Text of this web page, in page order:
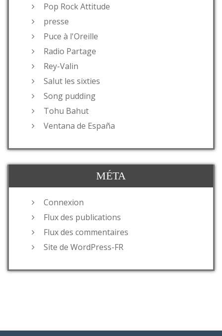
Pop Rock Attitude
presse
Puce à l'Oreille
Radio Partage
Rey-Valin
Salut les sixties
Song pudding
Tohu Bahut
Ventana de España
MÉTA
Connexion
Flux des publications
Flux des commentaires
Site de WordPress-FR